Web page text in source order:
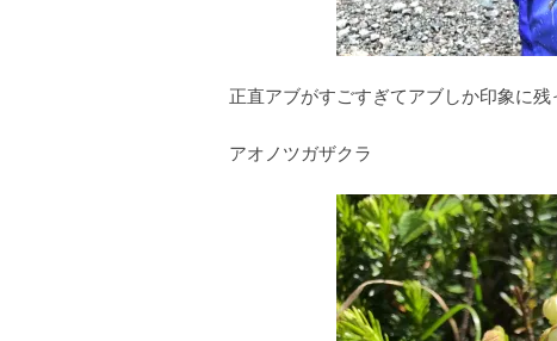
正直アブがすごすぎてアブしか印象に
アオノツガザクラ